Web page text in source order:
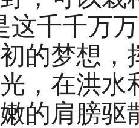
这千千万
的梦想，
，在洪水
的肩膀